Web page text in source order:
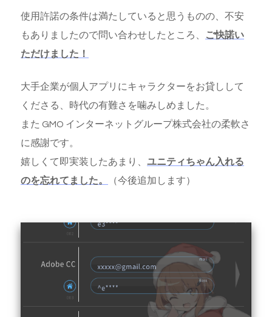
使用許諾の条件は満たしていると思うものの、不安
もありましたので問い合わせしたところ、
ご快諾い
ただけました！
大手企業が個人アプリにキャラクターをお貸しして
くださる、時代の有難さを噛みしめました。
また GMO インターネットグループ株式会社の柔軟さ
に感謝です。
嬉しくて即実装したあまり、 ユニティちゃん入れる
のを忘れてました。
（今後追加します）